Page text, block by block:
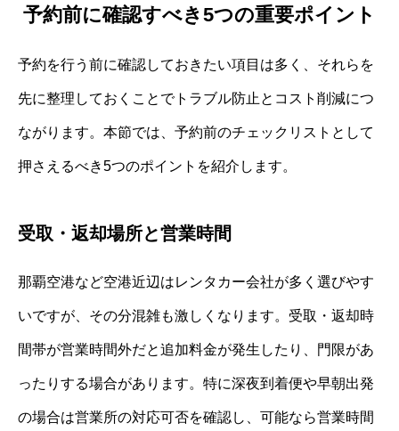
予約前に確認すべき5つの重要ポイント
予約を行う前に確認しておきたい項目は多く、それらを
先に整理しておくことでトラブル防止とコスト削減につ
ながります。本節では、予約前のチェックリストとして
押さえるべき5つのポイントを紹介します。
受取・返却場所と営業時間
那覇空港など空港近辺はレンタカー会社が多く選びやす
いですが、その分混雑も激しくなります。受取・返却時
間帯が営業時間外だと追加料金が発生したり、門限があ
ったりする場合があります。特に深夜到着便や早朝出発
の場合は営業所の対応可否を確認し、可能なら営業時間